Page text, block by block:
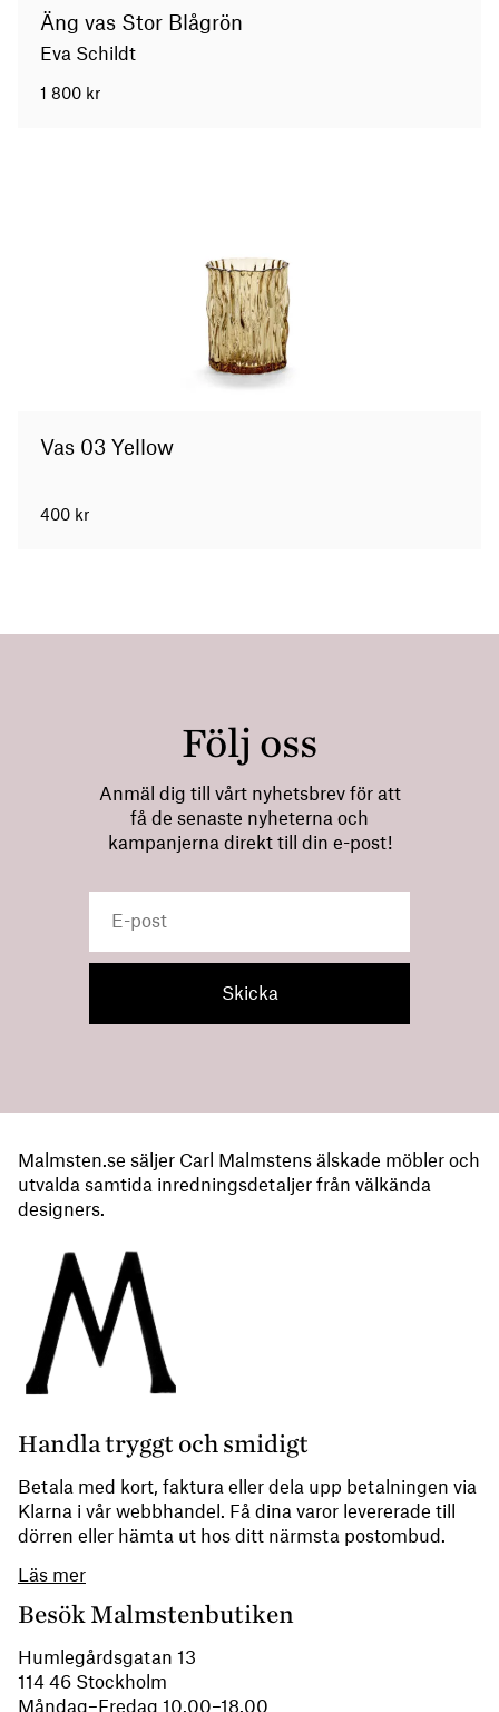
Äng vas Stor Blågrön
Eva Schildt
1 800 kr
Vas 03 Yellow
400 kr
Följ oss
Anmäl dig till vårt nyhetsbrev för att
få de senaste nyheterna och
kampanjerna direkt till din e-post!
Malmsten.se säljer Carl Malmstens älskade möbler och
utvalda samtida inredningsdetaljer från välkända
designers.
Handla tryggt och smidigt
Betala med kort, faktura eller dela upp betalningen via
Klarna i vår webbhandel. Få dina varor levererade till
dörren eller hämta ut hos ditt närmsta postombud.
Läs mer
Besök Malmstenbutiken
Humlegårdsgatan 13
114 46 Stockholm
Måndag–Fredag 10.00–18.00